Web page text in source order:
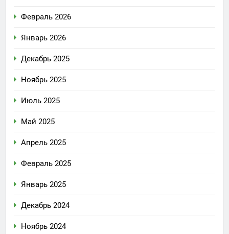
Февраль 2026
Январь 2026
Декабрь 2025
Ноябрь 2025
Июль 2025
Май 2025
Апрель 2025
Февраль 2025
Январь 2025
Декабрь 2024
Ноябрь 2024